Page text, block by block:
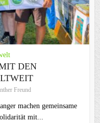
DEN
Freund
machen gemeinsame
mit...